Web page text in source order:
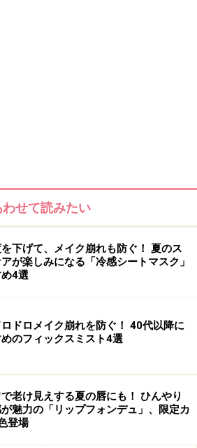
クは美肌が命！ハイライト
に
明るさをプラスするのが、ハイラ
コンシーラーを使って、この部分
と華やかさがアップ！
のAと、くすみがちなBに塗布しま
れると口角がきゅっと上がって見
わせて読みたい
下げて、メイク崩れも防ぐ！ 夏のス
が楽しみになる「冷感シートマスク」
4選
ドロメイク崩れを防ぐ！ 40代以降に
のフィックスミスト4選
老け見えする夏の唇にも！ ひんやり
魅力の「リップフォンデュ」、限定カ
登場